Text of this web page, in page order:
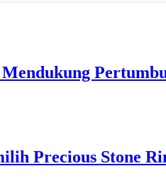
Precious Stone